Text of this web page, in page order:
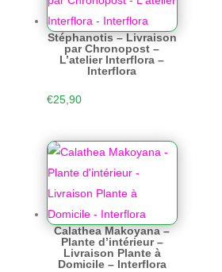
Stéphanotis – Livraison
par Chronopost –
L’atelier Interflora –
Interflora
€25,90
Calathea Makoyana –
Plante d’intérieur –
Livraison Plante à
Domicile – Interflora